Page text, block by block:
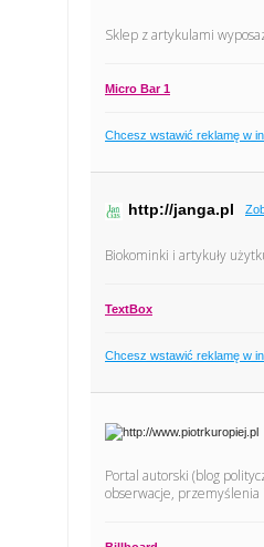
Sklep z artykulami
Micro Bar 1
Chcesz wstawić reklamę w
http://janga.pl
Biokominki i artykuły
TextBox
Chcesz wstawić reklamę w
Portal autorski (blog
obserwacje, przemyślenia